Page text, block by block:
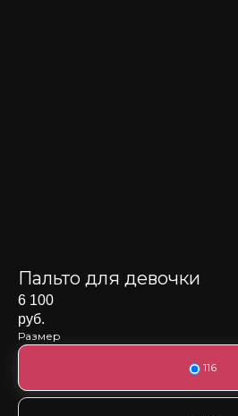
Пальто для девочки
6 100
руб.
Размер
116